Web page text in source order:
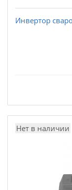
Инвертор
Нет в наличии